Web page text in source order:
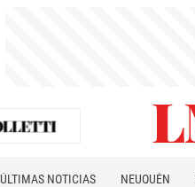
ÚLTIMAS NOTICIAS NEUQUÉN